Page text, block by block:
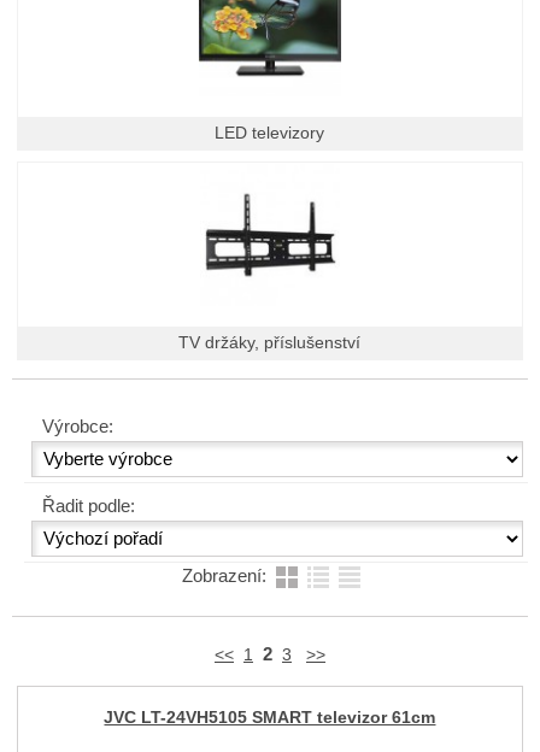
LED televizory
TV držáky, příslušenství
Výrobce:
Řadit podle:
Zobrazení:
<< 1 2 3 >>
JVC LT-24VH5105 SMART televizor 61cm